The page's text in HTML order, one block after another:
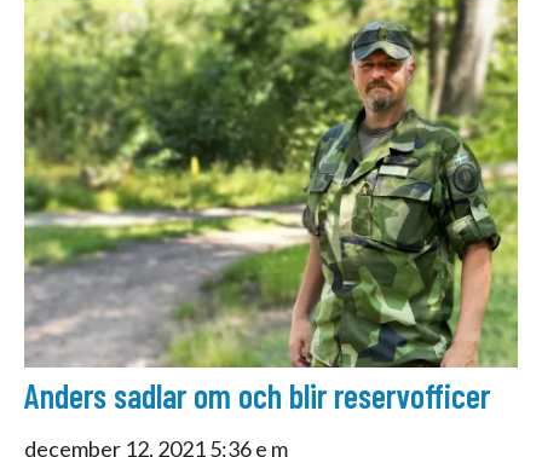
Anders sadlar om och blir reservofficer
december 12, 2021 5:36 e m